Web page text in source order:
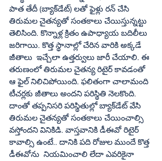
పాత తేదీ (బ్యాక్‌డేట్‌) లతో ఫైళ్లు రన్‌ చేసి
తిరుమల చైతన్యతో సంతకాలు చేయిస్తున్నట్టు
తెలిసింది. కొన్నాళ్ల క్రితం ఉపాధ్యాయ బదిలీలు
జరిగాయి. కొత్త స్థానాల్లో చేరిన వారికి అక్కడే
జీతాలు  ఇచ్చేలా ఉత్తర్వులు జారీ చేయాలి. ఈ
తరుణంలో తిరుమల చైతన్య రిటైర్‌ కావడంతో
ఆ ఫైల్‌ నిలిచిపోయింది. ఫలితంగా చాలామంది
టీచర్లకు జీతాలు అందని పరిస్థితి నెలకొంది.
దాంతో తప్పనిసరి పరిస్థితుల్లో బ్యాక్‌డేట్‌ వేసి
తిరుమల చైతన్యతో సంతకాలు చేయించాల్సి
వస్తోందని వినికిడి. వాస్తవానికి డీఈవో రిటైర్‌
కావాల్సి ఉంటే.. దానికి పది రోజుల ముందే కొత్త
డీఈవోను  నియమించాలి లేదా ఎవరికైనా